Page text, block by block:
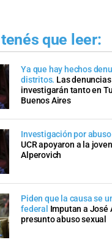
que leer:
Ya que hay hechos
distritos. Las
investigarán tanto en
Buenos Aires
Investigación por abuso
UCR apoyaron a la
Alperovich
Piden que la causa se
federal Imputan a José
presunto abuso sexual